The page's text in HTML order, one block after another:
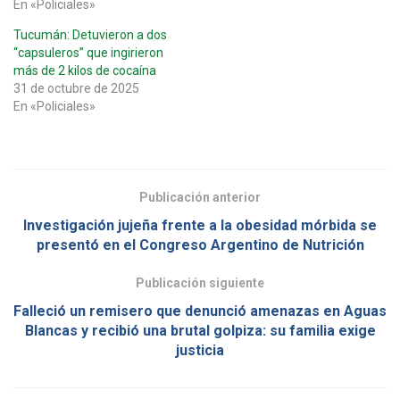
En «Policiales»
Tucumán: Detuvieron a dos
“capsuleros” que ingirieron
más de 2 kilos de cocaína
31 de octubre de 2025
En «Policiales»
Publicación anterior
Investigación jujeña frente a la obesidad mórbida se
presentó en el Congreso Argentino de Nutrición
Publicación siguiente
Falleció un remisero que denunció amenazas en Aguas
Blancas y recibió una brutal golpiza: su familia exige
justicia